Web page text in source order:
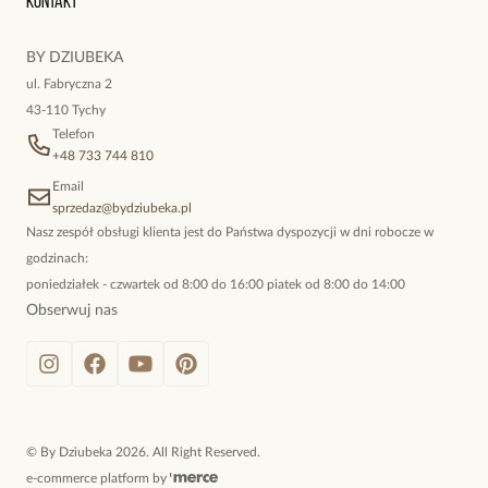
BY DZIUBEKA
ul. Fabryczna 2
43-110 Tychy
Telefon
+48 733 744 810
Email
sprzedaz@bydziubeka.pl
Nasz zespół obsługi klienta jest do Państwa dyspozycji w dni robocze w
godzinach:
poniedziałek - czwartek od 8:00 do 16:00 piatek od 8:00 do 14:00
Obserwuj nas
© By Dziubeka 2026. All Right Reserved.
e-commerce platform by